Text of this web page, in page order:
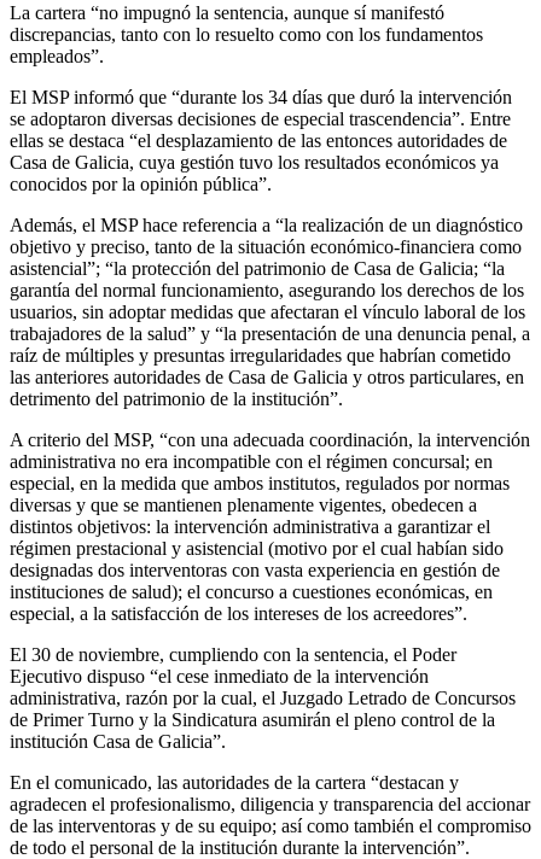
La cartera “no impugnó la sentencia, aunque sí manifestó
discrepancias, tanto con lo resuelto como con los fundamentos
empleados”.
El MSP informó que “durante los 34 días que duró la intervención
se adoptaron diversas decisiones de especial trascendencia”. Entre
ellas se destaca “el desplazamiento de las entonces autoridades de
Casa de Galicia, cuya gestión tuvo los resultados económicos ya
conocidos por la opinión pública”.
Además, el MSP hace referencia a “la realización de un diagnóstico
objetivo y preciso, tanto de la situación económico-financiera como
asistencial”; “la protección del patrimonio de Casa de Galicia; “la
garantía del normal funcionamiento, asegurando los derechos de los
usuarios, sin adoptar medidas que afectaran el vínculo laboral de los
trabajadores de la salud” y “la presentación de una denuncia penal, a
raíz de múltiples y presuntas irregularidades que habrían cometido
las anteriores autoridades de Casa de Galicia y otros particulares, en
detrimento del patrimonio de la institución”.
A criterio del MSP, “con una adecuada coordinación, la intervención
administrativa no era incompatible con el régimen concursal; en
especial, en la medida que ambos institutos, regulados por normas
diversas y que se mantienen plenamente vigentes, obedecen a
distintos objetivos: la intervención administrativa a garantizar el
régimen prestacional y asistencial (motivo por el cual habían sido
designadas dos interventoras con vasta experiencia en gestión de
instituciones de salud); el concurso a cuestiones económicas, en
especial, a la satisfacción de los intereses de los acreedores”.
El 30 de noviembre, cumpliendo con la sentencia, el Poder
Ejecutivo dispuso “el cese inmediato de la intervención
administrativa, razón por la cual, el Juzgado Letrado de Concursos
de Primer Turno y la Sindicatura asumirán el pleno control de la
institución Casa de Galicia”.
En el comunicado, las autoridades de la cartera “destacan y
agradecen el profesionalismo, diligencia y transparencia del accionar
de las interventoras y de su equipo; así como también el compromiso
de todo el personal de la institución durante la intervención”.